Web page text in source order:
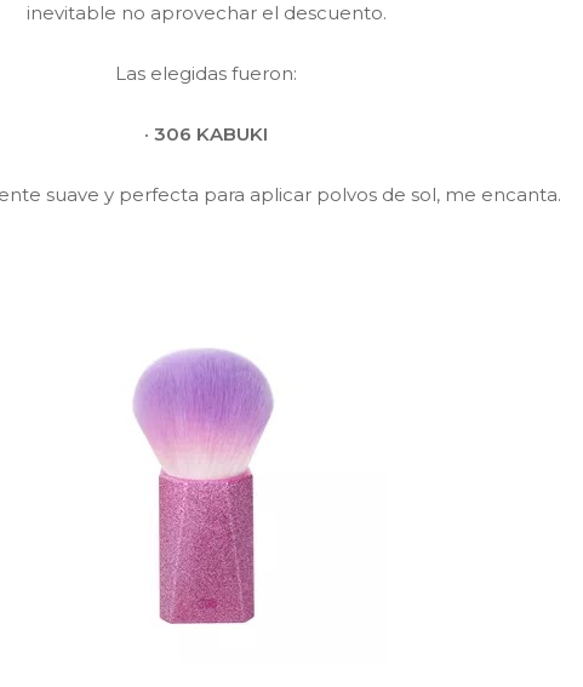
inevitable no aprovechar el descuento.
Las elegidas fueron:
· 306 KABUKI
suave y perfecta para aplicar polvos de sol, me encanta.